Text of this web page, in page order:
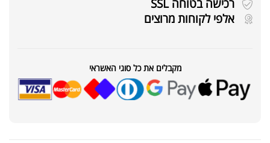
רכישה בטוחה SSL
אלפי לקוחות מרוצים
מקבלים את כל סוגי האשראי